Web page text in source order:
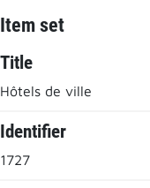
Item set
Title
Hôtels de ville
Identifier
1727